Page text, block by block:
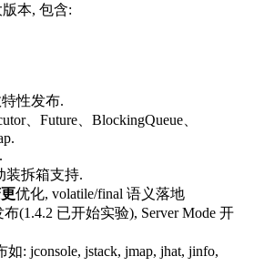
本, 包含:
性发布.
、Future、BlockingQueue、
装拆箱支持.
优化, volatile/final 语义落地
(1.4.2 已开始实验), Server Mode 开
: jconsole, jstack, jmap, jhat, jinfo,